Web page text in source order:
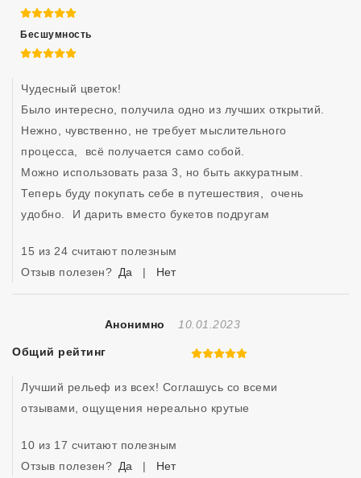
5 из 5
Бесшумность
5 из 5
Чудесный цветок!
Было интересно, получила одно из лучших открытий.
Нежно, чувственно, не требует мыслительного
процесса,  всё получается само собой.
Можно использовать раза 3, но быть аккуратным.
Теперь буду покупать себе в путешествия,  очень
удобно.  И дарить вместо букетов подругам
15 из 24 считают полезным
Отзыв полезен? Да | Нет
Анонимно Отзыв Создан
10.01.2023
Общий рейтинг 5 из 5
Лучший рельеф из всех! Соглашусь со всеми
отзывами, ощущения нереально крутые
10 из 17 считают полезным
Отзыв полезен? Да | Нет